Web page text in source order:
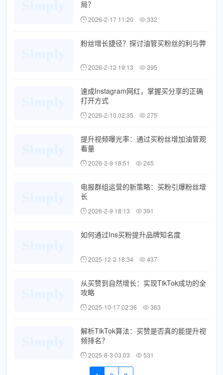
局？
2026-2-17 11:20 332
粉丝增长捷径？探讨油管买粉丝的利与弊
2026-2-12 19:13 395
速成Instagram网红，掌握买分享的正确
打开方式
2026-2-10 02:35 275
提升视频曝光率：通过买粉丝增加油管观
看量
2026-2-9 18:51 245
电报群组运营的新策略：买粉引爆粉丝增
长
2026-2-9 18:13 391
如何通过Ins买粉提升品牌知名度
2025-12-2 18:34 437
从买赞到自然增长：实现TikTok成功的全
攻略
2025-10-17 02:36 363
解析TikTok算法：买赞是否真的能提升视
频排名？
2025-8-3 03:03 531